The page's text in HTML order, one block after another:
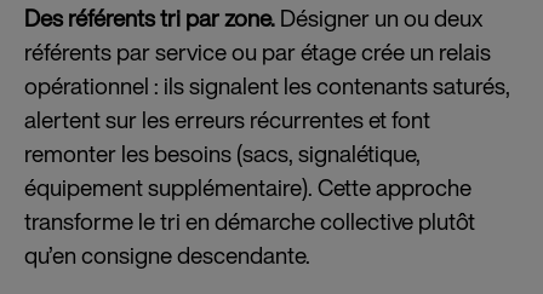
Des référents tri par zone.Désigner un ou deux
référents par service ou par étage crée un relais
opérationnel : ils signalent les contenants saturés,
alertent sur les erreurs récurrentes et font
remonter les besoins (sacs, signalétique,
équipement supplémentaire). Cette approche
transforme le tri en démarche collective plutôt
qu’en consigne descendante.